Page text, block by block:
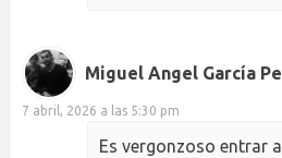
Miguel Angel García
7 abril, 2026 a las 5:30 pm
Es vergonzoso entrar